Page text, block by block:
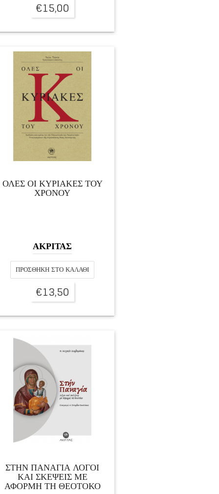
€15,00
ΟΛΕΣ ΟΙ ΚΥΡΙΑΚΕΣ ΤΟΥ
ΧΡΟΝΟΥ
ΑΚΡΙΤΑΣ
ΠΡΟΣΘΉΚΗ ΣΤΟ ΚΑΛΆΘΙ
€13,50
ΣΤΗΝ ΠΑΝΑΓΙΑ ΛΟΓΟΙ
ΚΑΙ ΣΚΕΨΕΙΣ ΜΕ
ΑΦΟΡΜΗ ΤΗ ΘΕΟΤΟΚΟ